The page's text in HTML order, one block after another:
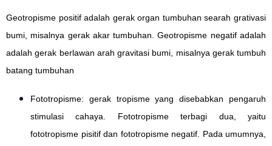
Geotropisme positif adalah gerak organ tumbuhan searah grativasi
bumi, misalnya gerak akar tumbuhan. Geotropisme negatif adalah
adalah gerak berlawan arah gravitasi bumi, misalnya gerak tumbuh
batang tumbuhan
Fototropisme: gerak tropisme yang disebabkan pengaruh
stimulasi cahaya. Fototropisme terbagi dua, yaitu
fototropisme pisitif dan fototropisme negatif. Pada umumnya,